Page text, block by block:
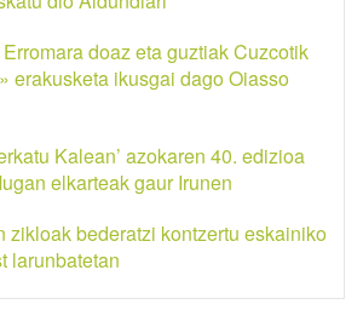
doaz eta guztiak Cuzcotik
erakusketa ikusgai dago Oiasso
Kalean’ azokaren 40. edizioa
elkarteak gaur Irunen
zikloak bederatzi kontzertu eskainiko
larunbatetan